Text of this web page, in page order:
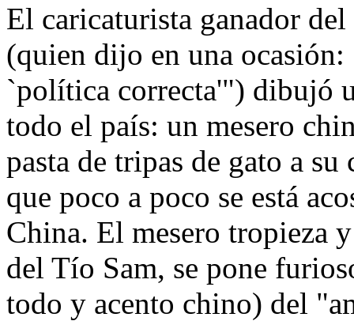
El caricaturista ganador
(quien dijo en una
`política correcta'") dibujó
todo el país: un mesero
pasta de tripas de gato a
que poco a poco se está
China. El mesero tropieza
del Tío Sam, se pone
todo y acento chino) del